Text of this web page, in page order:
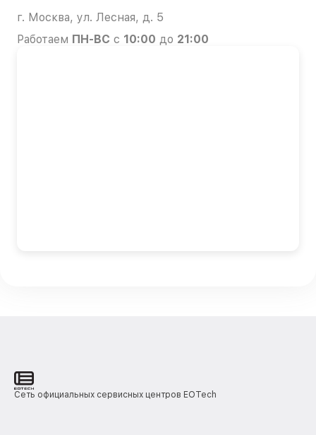
г. Москва, ул. Лесная, д. 5
Работаем ПН-ВС с 10:00 до 21:00
Сеть официальных сервисных центров EOTech